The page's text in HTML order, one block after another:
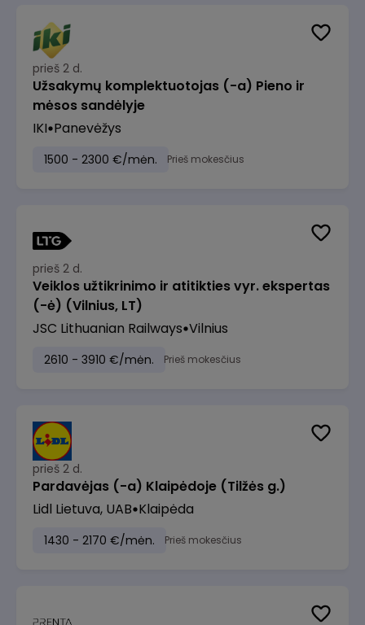
prieš 2 d.
Užsakymų komplektuotojas (-a) Pieno ir
mėsos sandėlyje
IKI Panevėžys
1500 - 2300 €/mėn. Prieš mokesčius
prieš 2 d.
Veiklos užtikrinimo ir atitikties vyr. ekspertas
(-ė) (Vilnius, LT)
JSC Lithuanian Railways Vilnius
2610 - 3910 €/mėn. Prieš mokesčius
prieš 2 d.
Pardavėjas (-a) Klaipėdoje (Tilžės g.)
Lidl Lietuva, UAB Klaipėda
1430 - 2170 €/mėn. Prieš mokesčius